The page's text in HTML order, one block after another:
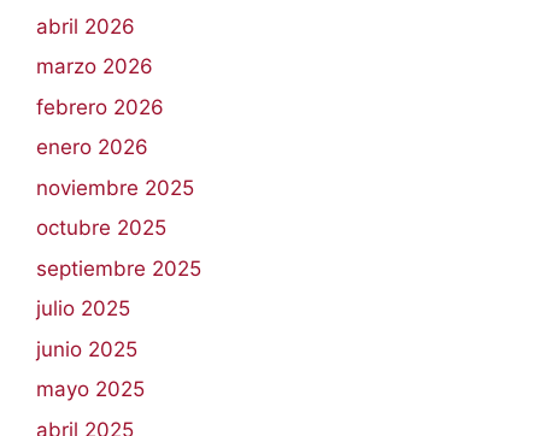
abril 2026
marzo 2026
febrero 2026
enero 2026
noviembre 2025
octubre 2025
septiembre 2025
julio 2025
junio 2025
mayo 2025
abril 2025